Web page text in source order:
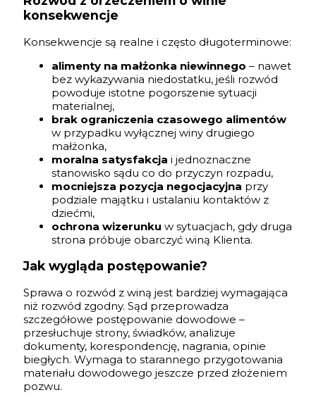
konsekwencje
Konsekwencje są realne i często długoterminowe:
alimenty na małżonka niewinnego – nawet
bez wykazywania niedostatku, jeśli rozwód
powoduje istotne pogorszenie sytuacji
materialnej,
brak ograniczenia czasowego alimentów
w przypadku wyłącznej winy drugiego
małżonka,
moralna satysfakcja i jednoznaczne
stanowisko sądu co do przyczyn rozpadu,
mocniejsza pozycja negocjacyjna przy
podziale majątku i ustalaniu kontaktów z
dziećmi,
ochrona wizerunku w sytuacjach, gdy druga
strona próbuje obarczyć winą Klienta.
Jak wygląda postępowanie?
Sprawa o rozwód z winą jest bardziej wymagająca
niż rozwód zgodny. Sąd przeprowadza
szczegółowe postępowanie dowodowe –
przesłuchuje strony, świadków, analizuje
dokumenty, korespondencję, nagrania, opinie
biegłych. Wymaga to starannego przygotowania
materiału dowodowego jeszcze przed złożeniem
pozwu.